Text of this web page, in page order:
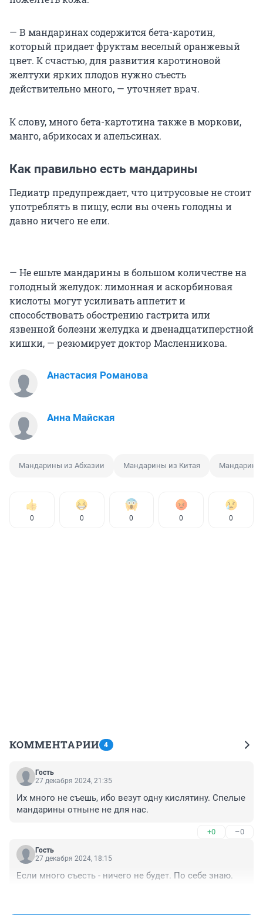
— В мандаринах содержится бета-каротин,
который придает фруктам веселый оранжевый
цвет. К счастью, для развития каротиновой
желтухи ярких плодов нужно съесть
действительно много, — уточняет врач.
К слову, много бета-картотина также в моркови,
манго, абрикосах и апельсинах.
Как правильно есть мандарины
Педиатр предупреждает, что цитрусовые не стоит
употреблять в пищу, если вы очень голодны и
давно ничего не ели.
— Не ешьте мандарины в большом количестве на
голодный желудок: лимонная и аскорбиновая
кислоты могут усиливать аппетит и
способствовать обострению гастрита или
язвенной болезни желудка и двенадцатиперстной
кишки, — резюмирует доктор Масленникова.
Анастасия Романова
Анна Майская
Мандарины из Абхазии Мандарины из Китая Мандарины
0 0 0 0 0
КОММЕНТАРИИ 4
Гость
27 декабря 2024, 21:35
Их много не съешь, ибо везут одну кислятину. Спелые
мандарины отныне не для нас.
+0 –0
Гость
27 декабря 2024, 18:15
Если много съесть - ничего не будет. По себе знаю.